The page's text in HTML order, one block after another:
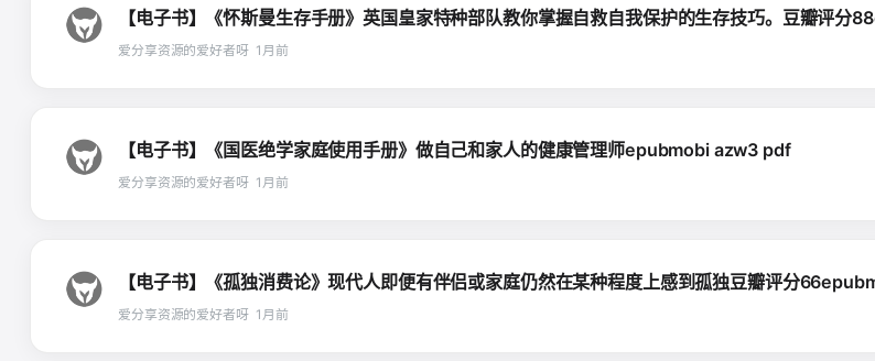
【电子书】《怀斯曼生存手册》英国皇家特种部队教你掌握自救自我保护的生存技巧。豆瓣评
爱分享资源的爱好者呀 1月前
【电子书】《国医绝学家庭使用手册》做自己和家人的健康管理师epubmobi azw3 pdf
爱分享资源的爱好者呀 1月前
【电子书】《孤独消费论》现代人即便有伴侣或家庭仍然在某种程度上感到孤独豆瓣评分
爱分享资源的爱好者呀 1月前